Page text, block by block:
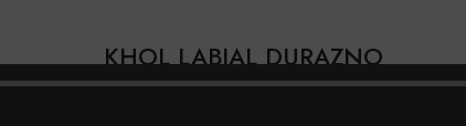
KHOL LABIAL DURAZNO
que cautivarán y darán más personalidad a los